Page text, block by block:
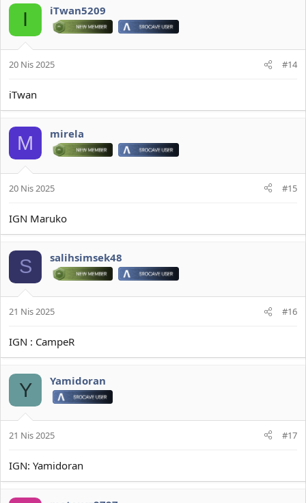
I iTwan5209
20 Nis 2025 #14
iTwan
M mirela
20 Nis 2025 #15
IGN Maruko
S salihsimsek48
21 Nis 2025 #16
IGN : CampeR
Y Yamidoran
21 Nis 2025 #17
IGN: Yamidoran